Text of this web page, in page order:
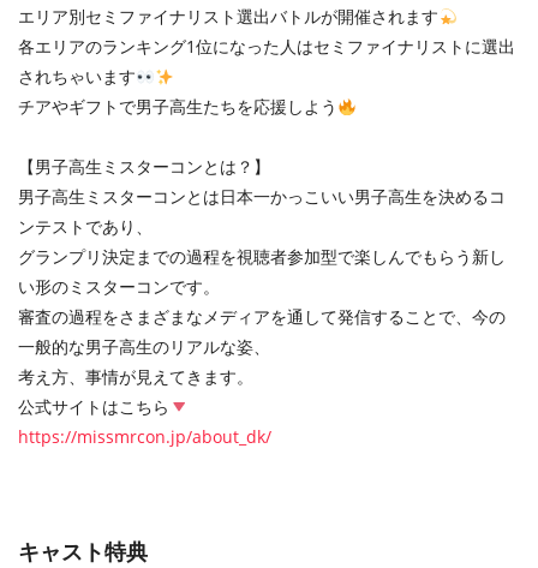
エリア別セミファイナリスト選出バトルが開催されます
各エリアのランキング1位になった人はセミファイナリストに選出
されちゃいます
チアやギフトで男子高生たちを応援しよう
【男子高生ミスターコンとは？】
男子高生ミスターコンとは日本一かっこいい男子高生を決めるコ
ンテストであり、
グランプリ決定までの過程を視聴者参加型で楽しんでもらう新し
い形のミスターコンです。
審査の過程をさまざまなメディアを通して発信することで、今の
一般的な男子高生のリアルな姿、
考え方、事情が見えてきます。
公式サイトはこちら
https://missmrcon.jp/about_dk/
キャスト特典